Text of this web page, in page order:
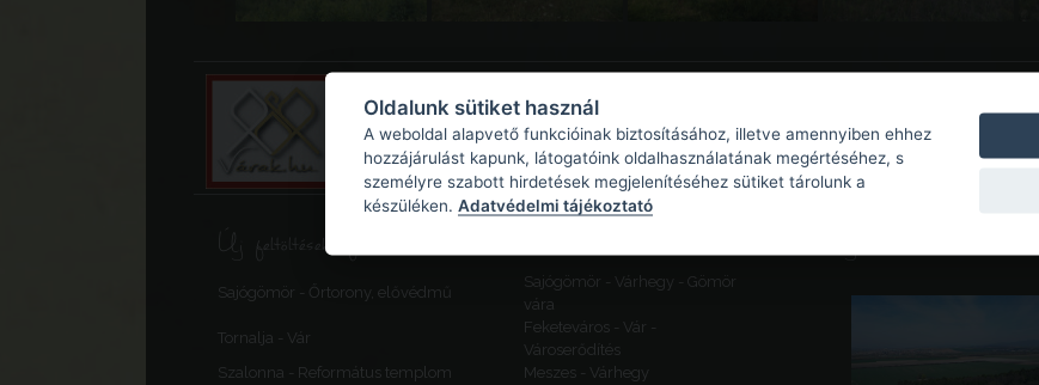
Új feltöltések, frissítések
Sajógömör - Őrtorony, elővédmű
Sajógömör - Várhegy - Gömör
vára
Tornalja - Vár
Feketeváros - Vár -
Városerődítés
Szalonna - Református templom
Meszes - Várhegy
Oldalunk sütiket használ
A weboldal alapvető funkcióinak biztosításához, illetve amennyiben ehhez
hozzájárulást kapunk, látogatóink oldalhasználatának megértéséhez, s
személyre szabott hirdetések megjelenítéséhez sütiket tárolunk a
készüléken. Adatvédelmi tájékoztató